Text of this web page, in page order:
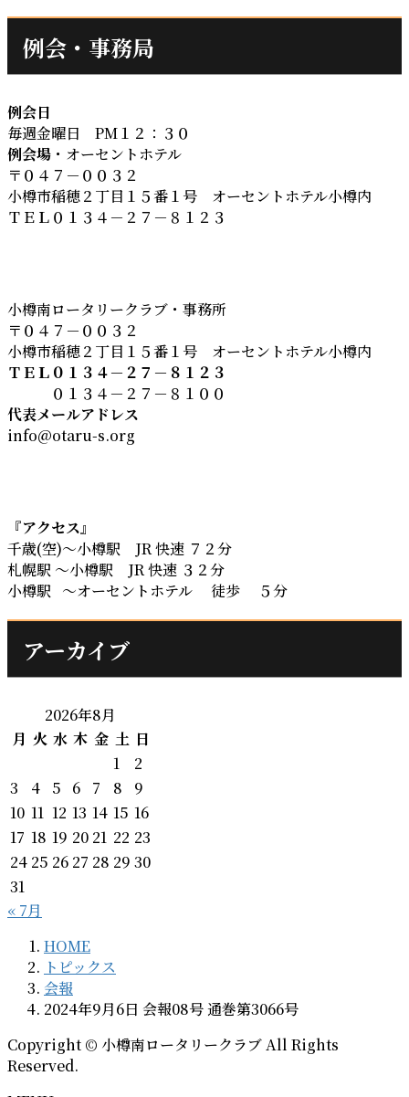
例会・事務局
例会日
毎週金曜日 PM１２：３０
例会場 ・オーセントホテル
〒０４７－００３２
小樽市稲穂２丁目１５番１号 オーセントホテル小樽内
ＴＥＬ０１３４－２７－８１２３
小樽南ロータリークラブ・事務所
〒０４７－００３２
小樽市稲穂２丁目１５番１号 オーセントホテル小樽内
ＴＥＬ０１３４－２７－８１２３
０１３４－２７－８１００
代表メールアドレス
info@otaru-s.org
『アクセス』
千歳(空)～小樽駅 JR 快速 ７２分
札幌駅 ～小樽駅 JR 快速 ３２分
小樽駅 ～オーセントホテル 徒歩 ５分
アーカイブ
2026年8月
月 火 水 木 金 土 日
1
2
3
4 5 6 7 8
9
10 11 12 13 14 15 16
17 18 19 20 21 22 23
24 25 26 27 28 29 30
31
« 7月
HOME
トピックス
会報
2024年9月6日 会報08号 通巻第3066号
Copyright © 小樽南ロータリークラブ All Rights
Reserved.